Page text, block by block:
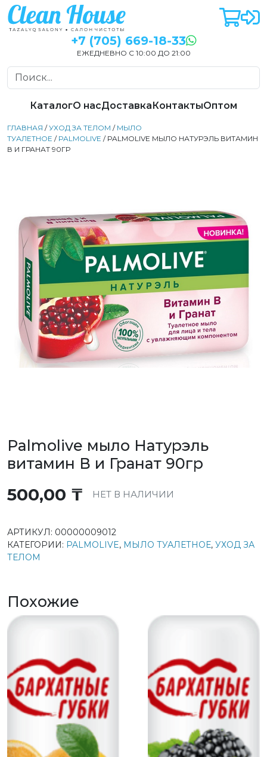
+7 (705) 669-18-33
ЕЖЕДНЕВНО С 10:00 ДО 21:00
КаталогО насДоставкаКонтактыОптом
ГЛАВНАЯ /УХОД ЗА ТЕЛОМ / МЫЛО
ТУАЛЕТНОЕ / PALMOLIVE / PALMOLIVE МЫЛО НАТУРЭЛЬ ВИТАМИН
В И ГРАНАТ 90ГР
Palmolive мыло Натурэль
витамин В и Гранат 90гр
500,00 ₸ НЕТ В НАЛИЧИИ
АРТИКУЛ: 00000009012
КАТЕГОРИИ: PALMOLIVE, МЫЛО ТУАЛЕТНОЕ, УХОД ЗА
ТЕЛОМ
Похожие